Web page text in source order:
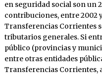
en seguridad social son un
contribuciones, entre 2002
Transferencias Corrientes
tributarios generales. Si
público (provincias y
entre otras entidades
Transferencias Corrientes,